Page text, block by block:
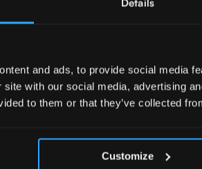
Details
and ads, to provide social media
site with our social media, advertising
to them or that they’ve collected
Customize
são muito seguros, porque não
de questões de privacidade.
de privacidade é executar a IA no